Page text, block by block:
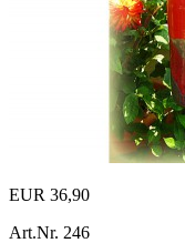
EUR 36,90
Art.Nr. 246